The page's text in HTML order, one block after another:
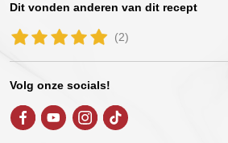
Dit vonden anderen van dit recept
(2)
Volg onze socials!